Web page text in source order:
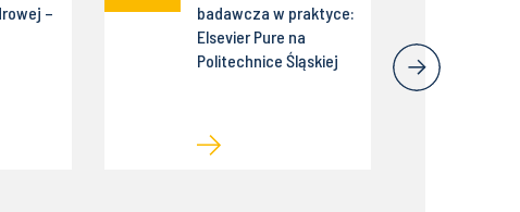
–
badawcza w praktyce:
Elsevier Pure na
Politechnice Śląskiej